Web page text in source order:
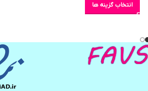
انتخاب گزینه ها